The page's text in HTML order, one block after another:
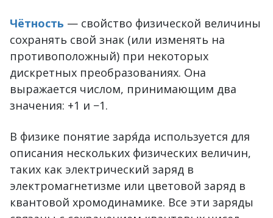
Чётность — свойство физической величины
сохранять свой знак (или изменять на
противоположный) при некоторых
дискретных преобразованиях. Она
выражается числом, принимающим два
значения: +1 и −1.
В физике понятие заря́да используется для
описания нескольких физических величин,
таких как электрический заряд в
электромагнетизме или цветовой заряд в
квантовой хромодинамике. Все эти заряды